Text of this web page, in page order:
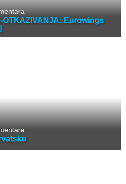
OTKAZIVANJA: Eurowings